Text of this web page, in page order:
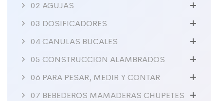
02 AGUJAS
03 DOSIFICADORES
04 CANULAS BUCALES
05 CONSTRUCCION ALAMBRADOS
06 PARA PESAR, MEDIR Y CONTAR
07 BEBEDEROS MAMADERAS CHUPETES